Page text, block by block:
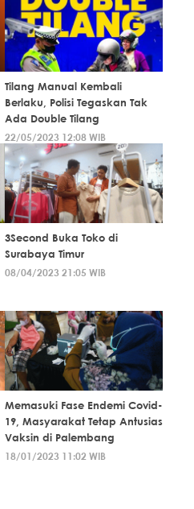
Tilang Manual Kembali
Berlaku, Polisi Tegaskan Tak
Ada Double Tilang
22/05/2023 12:08 WIB
3Second Buka Toko di
Surabaya Timur
08/04/2023 21:05 WIB
Memasuki Fase Endemi Covid-
19, Masyarakat Tetap Antusias
Vaksin di Palembang
18/01/2023 11:02 WIB